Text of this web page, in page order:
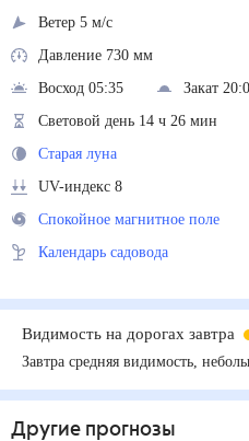
Ветер 5 м/с
Давление 730 мм
Восход 05:35
Закат
Световой день 14 ч 26 мин
Старая луна
UV-индекс 8
Спокойное магнитное поле
Календарь садовода
Видимость на дорогах
Завтра средняя видимость,
Другие прогнозы